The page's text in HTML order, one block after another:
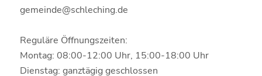
gemeinde@schleching.de
Reguläre Öffnungszeiten:
Montag: 08:00-12:00 Uhr, 15:00-18:00 Uhr
Dienstag: ganztägig geschlossen